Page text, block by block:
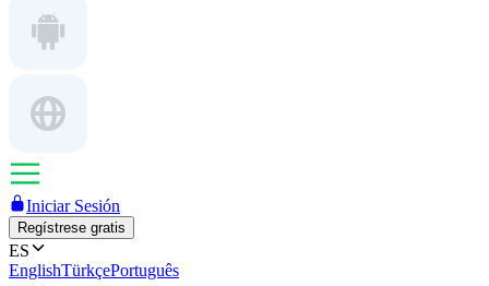
Iniciar Sesión
Regístrese gratis
ES
EnglishTürkçePortuguês